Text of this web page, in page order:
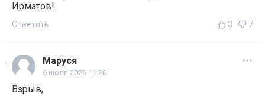
Ирматов!
Ответить 3 7
Маруся
6 июля 2026 11:26
Взрыв,